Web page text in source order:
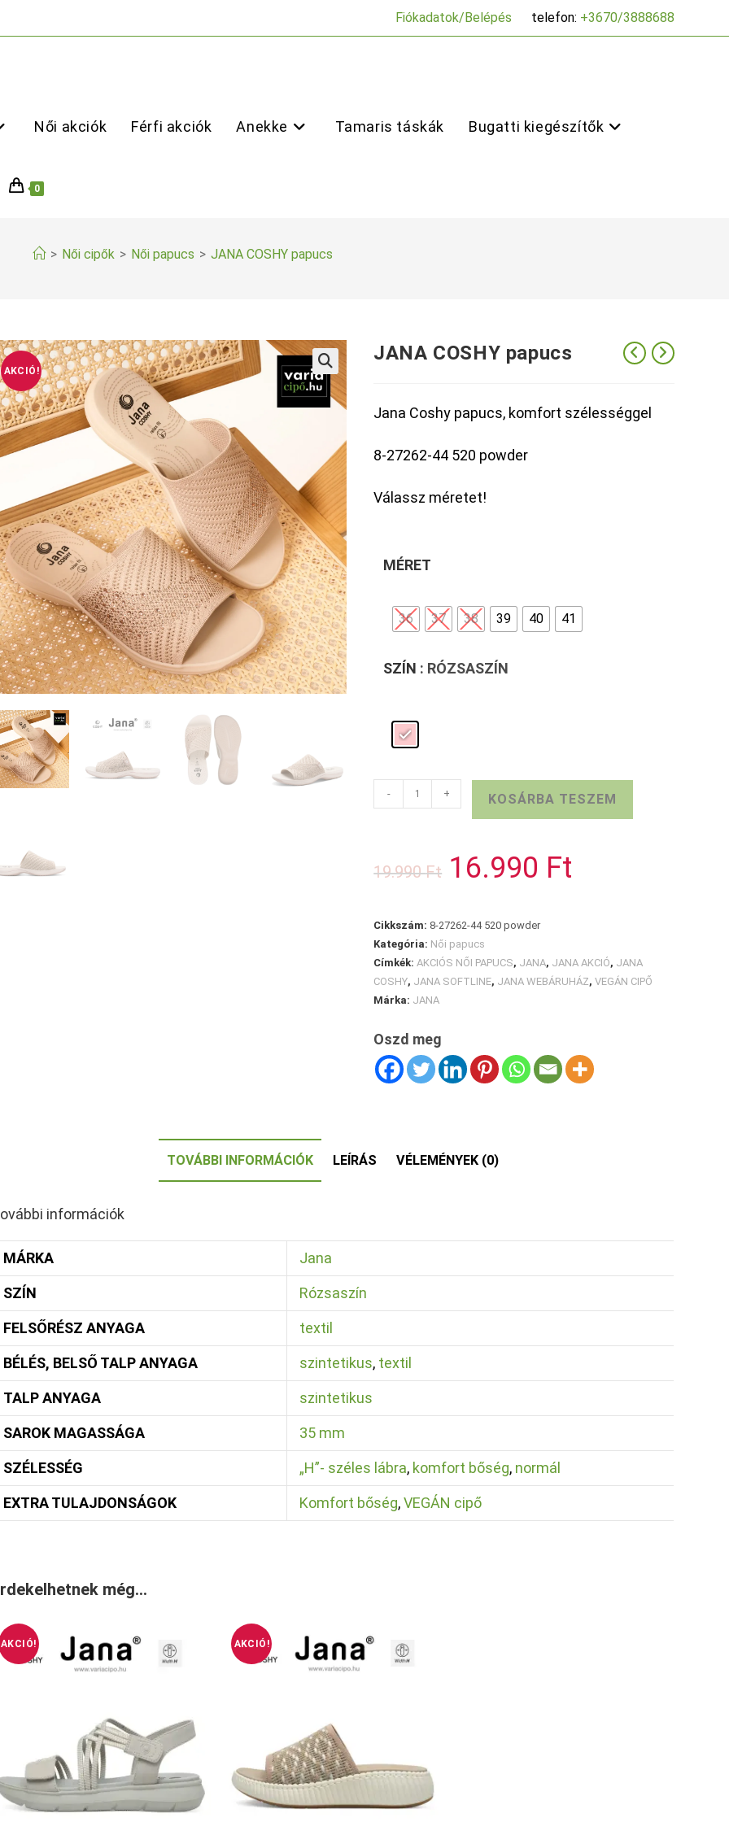
Fiókadatok/Belépés telefon: +3670/3888688
Női akciók Férfi akciók Anekke Tamaris táskák Bugatti kiegészítők
0
> Női cipők > Női papucs > JANA COSHY papucs
AKCIÓ!
JANA COSHY papucs
Jana Coshy papucs, komfort szélességgel
8-27262-44 520 powder
Válassz méretet!
MÉRET
36 37 38 39 40 41
SZÍN : RÓZSASZÍN
COSHY
- + KOSÁRBA TESZEM
19.990Ft
Original
price
was:
16.990 Ft
Cikkszám: 8-27262-44 520 powder
Kategória: Női papucs
Címkék:AKCIÓS NŐI PAPUCS, JANA, JANA AKCIÓ, JANA
COSHY, JANA SOFTLINE, JANA WEBÁRUHÁZ,VEGÁN CIPŐ
Márka: JANA
Oszd meg
TOVÁBBI INFORMÁCIÓK LEÍRÁS VÉLEMÉNYEK (0)
információk
MÁRKA Jana
SZÍN Rózsaszín
FELSŐRÉSZ ANYAGA textil
BÉLÉS, BELSŐ TALP ANYAGA szintetikus, textil
TALP ANYAGA szintetikus
SAROK MAGASSÁGA 35 mm
SZÉLESSÉG „H”- széles lábra, komfort bőség, normál
EXTRA TULAJDONSÁGOK Komfort bőség,VEGÁN cipő
még…
AKCIÓ! AKCIÓ!